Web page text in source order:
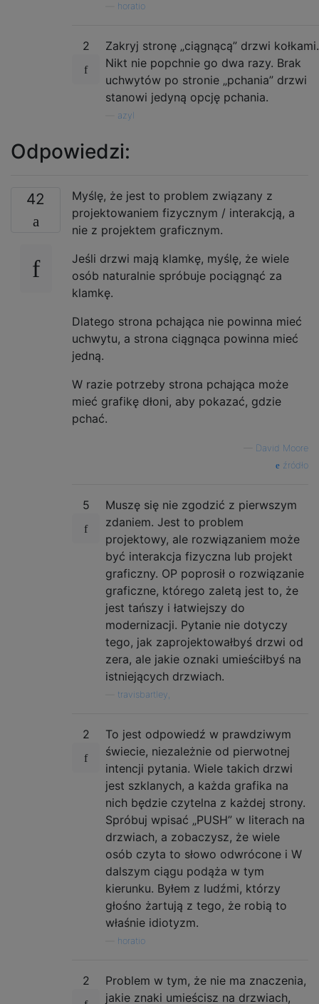
horatio
2
Zakryj stronę „ciągnącą” drzwi kołkami.
Nikt nie popchnie go dwa razy. Brak
uchwytów po stronie „pchania” drzwi
stanowi jedyną opcję pchania.
azyl
Odpowiedzi:
42
Myślę, że jest to problem związany z
projektowaniem fizycznym / interakcją, a
nie z projektem graficznym.
Jeśli drzwi mają klamkę, myślę, że wiele
osób naturalnie spróbuje pociągnąć za
klamkę.
Dlatego strona pchająca nie powinna mieć
uchwytu, a strona ciągnąca powinna mieć
jedną.
W razie potrzeby strona pchająca może
mieć grafikę dłoni, aby pokazać, gdzie
pchać.
David Moore
źródło
5
Muszę się nie zgodzić z pierwszym
zdaniem. Jest to problem
projektowy, ale rozwiązaniem może
być interakcja fizyczna lub projekt
graficzny. OP poprosił o rozwiązanie
graficzne, którego zaletą jest to, że
jest tańszy i łatwiejszy do
modernizacji. Pytanie nie dotyczy
tego, jak zaprojektowałbyś drzwi od
zera, ale jakie oznaki umieściłbyś na
istniejących drzwiach.
travisbartley,
2
To jest odpowiedź w prawdziwym
świecie, niezależnie od pierwotnej
intencji pytania. Wiele takich drzwi
jest szklanych, a każda grafika na
nich będzie czytelna z każdej strony.
Spróbuj wpisać „PUSH” w literach na
drzwiach, a zobaczysz, że wiele
osób czyta to słowo odwrócone i W
dalszym ciągu podąża w tym
kierunku. Byłem z ludźmi, którzy
głośno żartują z tego, że robią to
właśnie idiotyzm.
horatio
2
Problem w tym, że nie ma znaczenia,
jakie znaki umieścisz na drzwiach,